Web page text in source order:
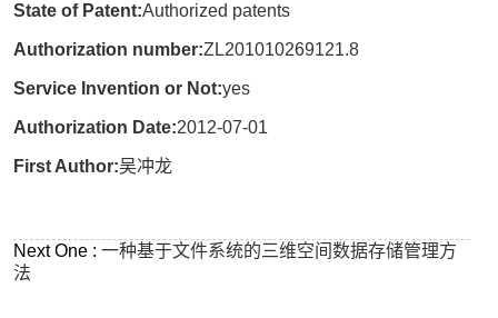
State of Patent:Authorized patents
Authorization number:ZL201010269121.8
Service Invention or Not:yes
Authorization Date:2012-07-01
First Author:吴冲龙
Next One :一种基于文件系统的三维空间数据存储管理方
法